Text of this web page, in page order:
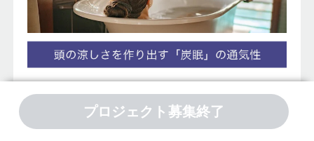
プロジェクト募集終了